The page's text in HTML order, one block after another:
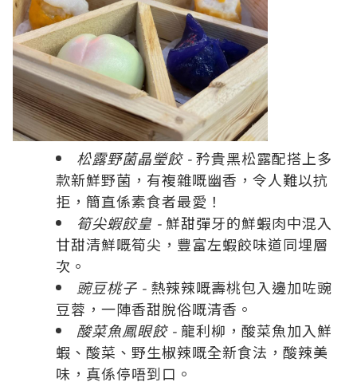
松露野菌晶瑩餃 -矜貴黑松露配搭上多
款新鮮野菌，有複雜嘅幽香，令人難以抗
拒，簡直係素食者最愛！
筍尖蝦餃皇 - 鮮甜彈牙的鮮蝦肉中混入
甘甜清鮮嘅筍尖，豐富左蝦餃味道同埋層
次。
豌豆桃子 - 熱辣辣嘅壽桃包入邊加咗豌
豆蓉，一陣香甜脫俗嘅清香。
酸菜魚鳳眼餃 -龍利柳，酸菜魚加入鮮
蝦、酸菜、野生椒辣嘅全新食法，酸辣美
味，真係停唔到口。